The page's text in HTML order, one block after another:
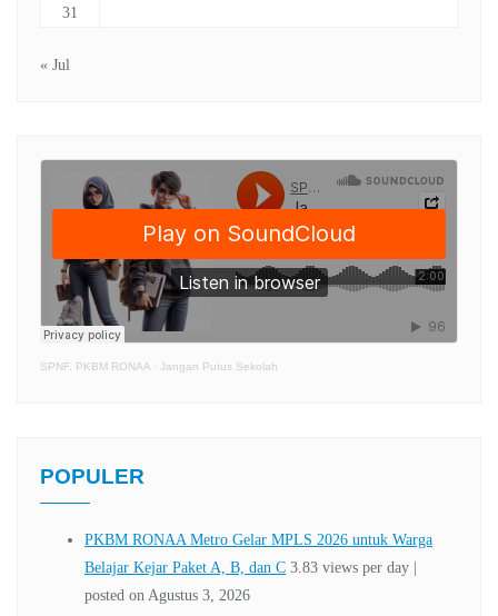
31
« Jul
SPNF. PKBM RONAA · Jangan Putus Sekolah
POPULER